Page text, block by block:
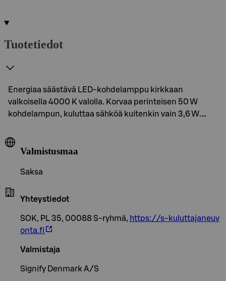
Tuotetiedot
Energiaa säästävä LED-kohdelamppu kirkkaan
valkoisella 4000 K valolla. Korvaa perinteisen 50 W
kohdelampun, kuluttaa sähköä kuitenkin vain 3,6 W.…
Valmistusmaa
Saksa
Yhteystiedot
SOK, PL 35, 00088 S-ryhmä, https://s-kuluttajaneuv
onta.fi
Valmistaja
Signify Denmark A/S